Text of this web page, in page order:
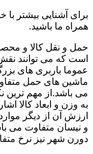
برای آشنایی بیشتر
همراه ما باشید.
حمل و نقل کالا و
است که می توانند
عموما باربری های
ماشین های حمل
می باشد.از مهم ترین
به وزن و ابعاد کالا
ارزش آن از دیگر
و نیسان متفاوت می
دورن شهر نیز نرخ